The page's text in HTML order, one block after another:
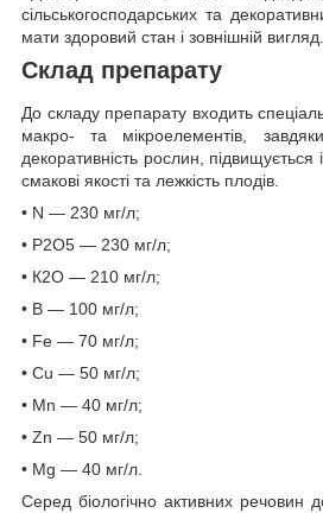
сільськогосподарських та
мати здоровий стан і зовнішній вигляд.
Склад препарату
До складу препарату входить
макро- та мікроелементів,
декоративність рослин, підвищується
смакові якості та лежкість плодів.
• N — 230 мг/л;
• P2О5 — 230 мг/л;
• К2О — 210 мг/л;
• B — 100 мг/л;
• Fe — 70 мг/л;
• Cu — 50 мг/л;
• Mn — 40 мг/л;
• Zn — 50 мг/л;
• Mg — 40 мг/л.
Серед біологічно активних речовин